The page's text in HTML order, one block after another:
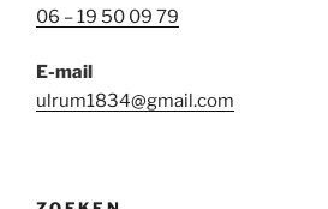
06 – 19 50 09 79
E-mail
ulrum1834@gmail.com